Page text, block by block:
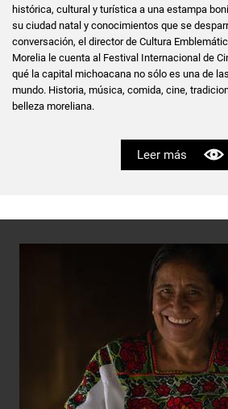
histórica, cultural y turística a una estampa
su ciudad natal y conocimientos que se
conversación, el director de Cultura
Morelia le cuenta al Festival Internacional de
qué la capital michoacana no sólo es una de
mundo. Historia, música, comida, cine,
belleza moreliana.
Leer más